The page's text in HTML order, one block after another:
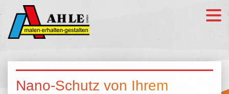
Nano-Schutz von Ihrem